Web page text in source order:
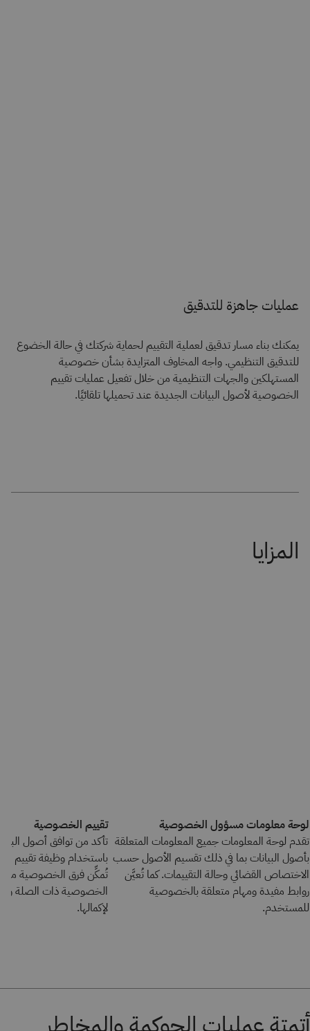
عمليات جاهزة للتدقيق
يمكنك بناء مسار تدقيق لعملية التقييم لحماية شركتك في حالة الخضوع
للتدقيق التنظيمي. واجه المخاوف المتزايدة بشأن خصوصية
المستهلكين والجهات التنظيمية من خلال تفعيل عمليات تقييم
الخصوصية لأصول البيانات الجديدة عند تحميلها تلقائيًا.
لوحة معلومات مسؤول الخصوصية
تقدم لوحة المعلومات جميع المعلومات المتعلقة
بأصول البيانات بما في ذلك تقسيم الأصول حسب
الاختصاص القضائي وحالة التقييمات. كما تُعيَّن
روابط مفيدة ومهام متعلقة بالخصوصية
للمستخدم.
تقييم الخصوصية
تأكد من توافق أصول
باستخدام وظيفة تقييم
تُمكِّن فرق الخصوصية من
الخصوصية ذات الصلة
لإكمالها.